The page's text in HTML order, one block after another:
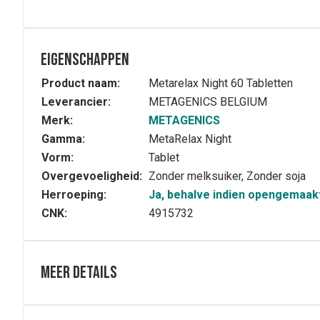
Eigenschappen
Product naam:
Metarelax Night 60 Tabletten
Leverancier:
METAGENICS BELGIUM
Merk:
METAGENICS
Gamma:
MetaRelax Night
Vorm:
Tablet
Overgevoeligheid: Zonder melksuiker, Zonder soja
Herroeping:
Ja, behalve indien
CNK:
4915732
Meer details
Ingrediënten